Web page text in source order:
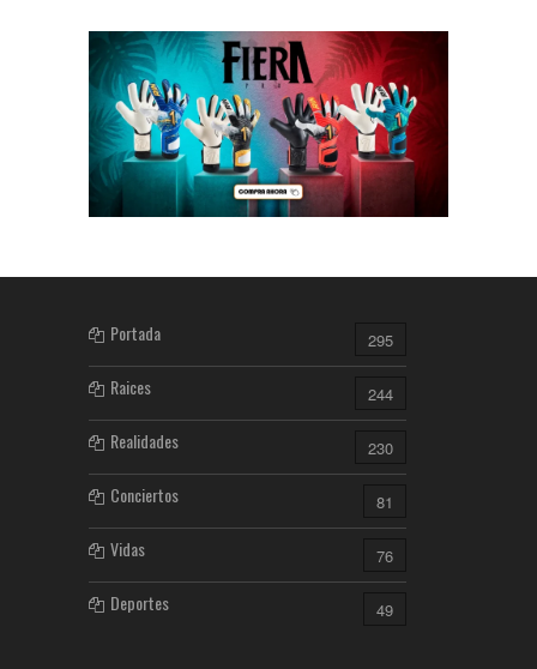
Portada 295
Raices 244
Realidades 230
Conciertos 81
Vidas 76
Deportes 49